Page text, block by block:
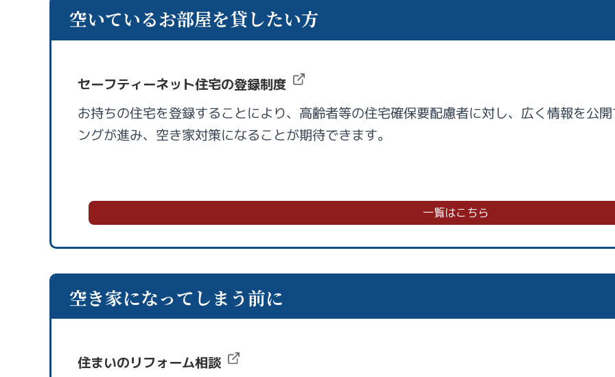
空いているお部屋を貸したい方
セーフティーネット住宅の登録制度
お持ちの住宅を登録することにより、高齢者等の住宅確保要配慮者に対し、広く情報を公
ングが進み、空き家対策になることが期待できます。
一覧はこちら
空き家になってしまう前に
住まいのリフォーム相談